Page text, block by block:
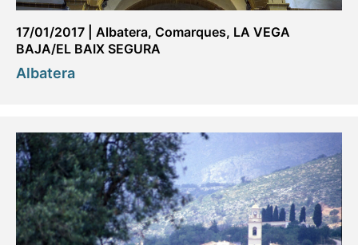
17/01/2017 Albatera, Comarques, LA VEGA
BAJA/EL BAIX SEGURA
Albatera